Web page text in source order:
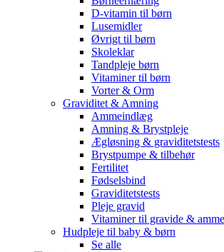
D-vitamin til børn
Lusemidler
Øvrigt til børn
Skoleklar
Tandpleje børn
Vitaminer til børn
Vorter & Orm
Graviditet & Amning
Ammeindlæg
Amning & Brystpleje
Ægløsning & graviditetstests
Brystpumpe & tilbehør
Fertilitet
Fødselsbind
Graviditetstests
Pleje gravid
Vitaminer til gravide &
Hudpleje til baby & børn
Se alle